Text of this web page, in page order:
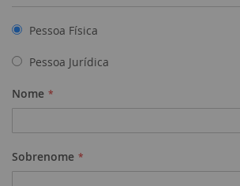
Pessoa Física
Pessoa Jurídica
Nome
Sobrenome